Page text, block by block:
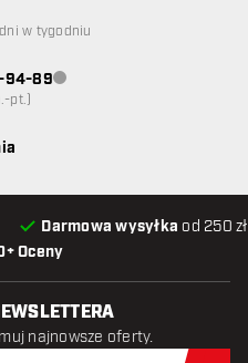
Oceny
Darmowa wysyłka od 250
niedostępna
w tygodniu
94-89Obsługa klienta niedostępna
pt.)
najnowsze oferty.